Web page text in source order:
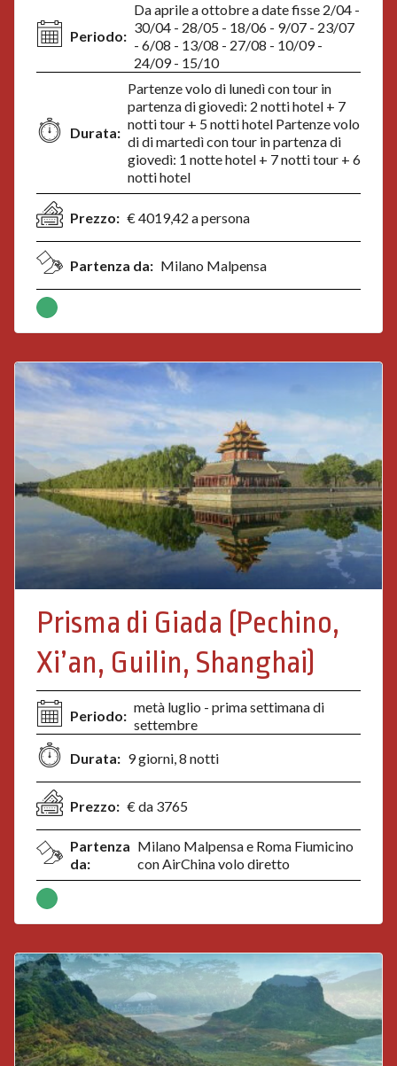
Periodo:
Da aprile a ottobre a date fisse 2/04 -
30/04 - 28/05 - 18/06 - 9/07 - 23/07
- 6/08 - 13/08 - 27/08 - 10/09 -
24/09 - 15/10
Durata:
Partenze volo di lunedì con tour in
partenza di giovedì: 2 notti hotel + 7
notti tour + 5 notti hotel Partenze volo
di di martedì con tour in partenza di
giovedì: 1 notte hotel + 7 notti tour + 6
notti hotel
Prezzo: € 4019,42 a persona
Partenza da: Milano Malpensa
Prisma di Giada (Pechino,
Xi’an, Guilin, Shanghai)
Periodo:
metà luglio - prima settimana di
settembre
Durata: 9 giorni, 8 notti
Prezzo: € da 3765
Partenza
da:
Milano Malpensa e Roma Fiumicino
con AirChina volo diretto